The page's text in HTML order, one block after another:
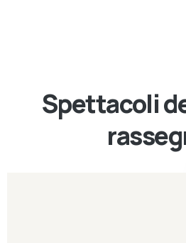
Spettacoli